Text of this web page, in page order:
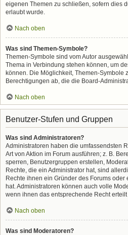
eigenen Themen zu schließen, sofern dies
erlaubt wurde.
Nach oben
Was sind Themen-Symbole?
Themen-Symbole sind vom Autor
Thema in Verbindung stehen können, um
können. Die Möglichkeit, Themen-Symbole
Berechtigungen ab, die die Board-
Nach oben
Benutzer-Stufen und Gruppen
Was sind Administratoren?
Administratoren haben die umfassendsten
Art von Aktion im Forum ausführen; z. B.
sperren, Benutzergruppen erstellen,
Rechte, die ein Administrator hat, sind
Rechte ihnen ein Gründer des Forums
hat. Administratoren können auch volle
wenn ihnen das entsprechende Recht
Nach oben
Was sind Moderatoren?